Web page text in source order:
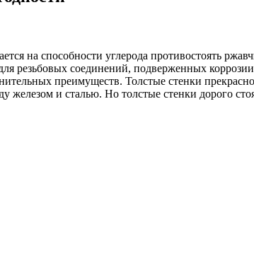
на способности углерода противостоять
резьбовых соединений, подверженных
преимуществ. Толстые стенки
железом и сталью. Но толстые стенки дорого